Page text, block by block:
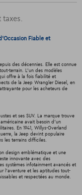
taxes.
Fiable et
des décennies. Elle est connue
terrain. L'un des modèles
offre à la fois fiabilité et
de la Jeep Wrangler Diesel, en
pour les acheteurs de
et ses SUV. La marque trouve
avait besoin d'un
En 1941, Willys-Overland
la Jeep devint populaire
les terrains difficiles.
design emblématique et une
innovante avec des
systèmes infotainment avancés et
l'aventure et les aptitudes tout-
et respectées au monde.